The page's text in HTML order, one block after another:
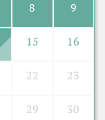
8 9
15 16
22 23
29 30